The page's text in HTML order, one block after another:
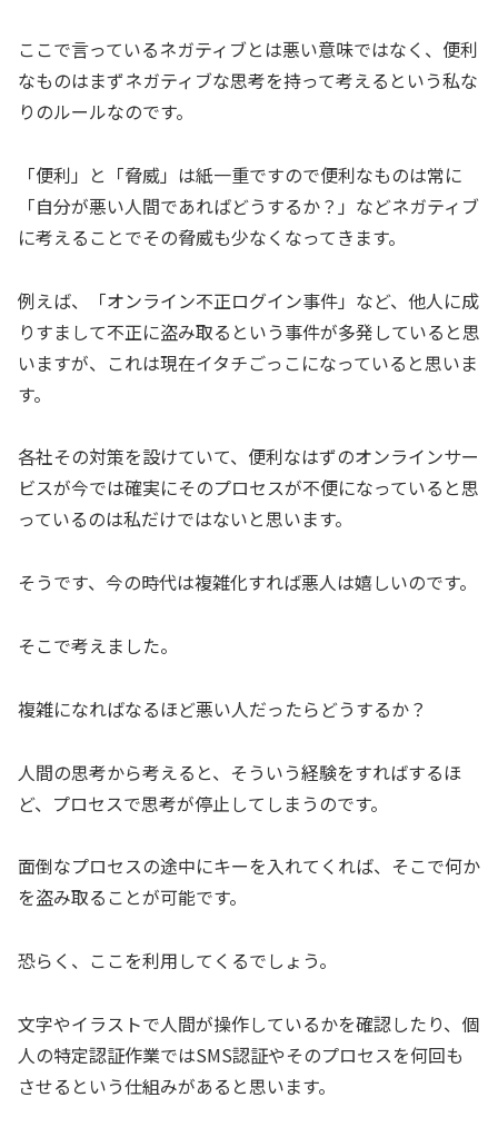
ここで言っているネガティブとは悪い意味ではなく、便利
なものはまずネガティブな思考を持って考えるという私な
りのルールなのです。
「便利」と「脅威」は紙一重ですので便利なものは常に
「自分が悪い人間であればどうするか？」などネガティブ
に考えることでその脅威も少なくなってきます。
例えば、「オンライン不正ログイン事件」など、他人に成
りすまして不正に盗み取るという事件が多発していると思
いますが、これは現在イタチごっこになっていると思いま
す。
各社その対策を設けていて、便利なはずのオンラインサー
ビスが今では確実にそのプロセスが不便になっていると思
っているのは私だけではないと思います。
そうです、今の時代は複雑化すれば悪人は嬉しいのです。
そこで考えました。
複雑になればなるほど悪い人だったらどうするか？
人間の思考から考えると、そういう経験をすればするほ
ど、プロセスで思考が停止してしまうのです。
面倒なプロセスの途中にキーを入れてくれば、そこで何か
を盗み取ることが可能です。
恐らく、ここを利用してくるでしょう。
文字やイラストで人間が操作しているかを確認したり、個
人の特定認証作業ではSMS認証やそのプロセスを何回も
させるという仕組みがあると思います。